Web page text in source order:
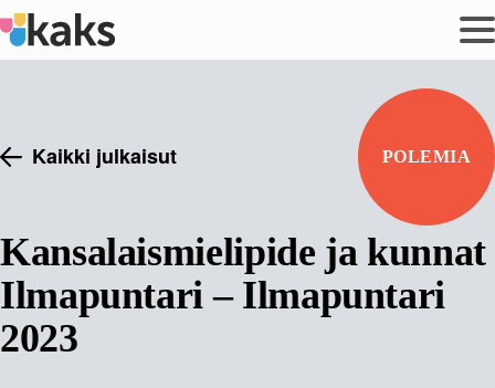
Siirry
sisältöön
Kaikki julkaisut
Kansalaismielipide ja kunnat
Ilmapuntari – Ilmapuntari
2023
POLEMIA